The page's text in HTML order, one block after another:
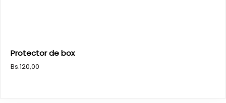
Protector de box
Bs.120,00